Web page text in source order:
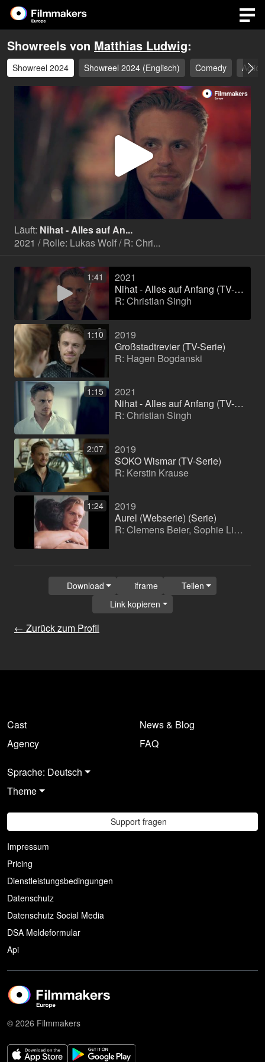
Showreels von Matthias Ludwig:
Showreel 2024 Showreel 2024 (Englisch) Comedy
Video
Läuft: Nihat - Alles auf An...
2021 / Rolle: Lukas Wolf / R: Chri...
1:41
2021
Nihat - Alles auf Anfang (TV-Serie)
R: Christian Singh
1:10
2019
Großstadtrevier (TV-Serie)
R: Hagen Bogdanski
1:15
2021
Nihat - Alles auf Anfang (TV-Serie)
R: Christian Singh
2:07
2019
SOKO Wismar (TV-Serie)
R: Kerstin Krause
1:24
2019
Aurel (Webserie) (Serie)
R: Clemens Beier, Sophie Linnenbaum, Laura Fischer, Niklas Coskan, Kaspar Felix Lerch, Felix Schon
← Zurück zum Profil
Download iframe
Teilen
Link kopieren
Cast
Agency
News & Blog
FAQ
Sprache: Deutsch
Theme
Support fragen
Impressum
Pricing
Dienstleistungsbedingungen
Datenschutz
Datenschutz Social Media
DSA Meldeformular
Api
© 2026 Filmmakers